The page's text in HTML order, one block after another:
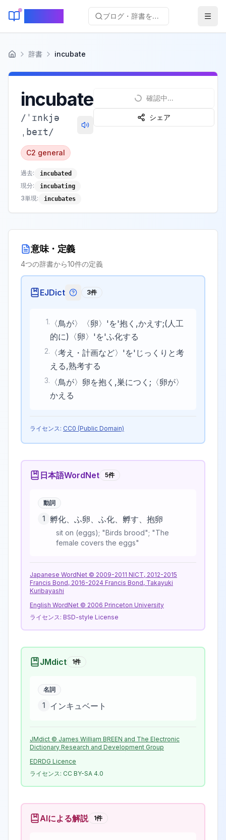
ブログ・辞書を検索...
ホーム 辞書 incubate
incubate
/ ˈɪnkjə
ˌbeɪt/
C2 general
過去: incubated
現分: incubating
3単現: incubates
確認中...
シェア
意味・定義
4つの辞書から10件の定義
EJDict EJDictの記号説明
3件
1.
〈鳥が〉〈卵〉'を'抱く,かえす;(人工
的に)〈卵〉'を'ふ化する
2.
〈考え・計画など〉'を'じっくりと考
える,熟考する
3.
〈鳥が〉卵を抱く,巣につく;〈卵が〉
かえる
ライセンス: CC0 (Public Domain)
日本語WordNet 5件
動詞
1 孵化、ふ卵、ふ化、孵す、抱卵
sit on (eggs); "Birds brood"; "The
female covers the eggs"
Japanese WordNet © 2009-2011 NICT, 2012-2015
Francis Bond, 2016-2024 Francis Bond, Takayuki
Kuribayashi
English WordNet © 2006 Princeton University
ライセンス: BSD-style License
JMdict 1件
名詞
1 インキュベート
JMdict © James William BREEN and The Electronic
Dictionary Research and Development Group
EDRDG Licence
ライセンス: CC BY-SA 4.0
AIによる解説 1件